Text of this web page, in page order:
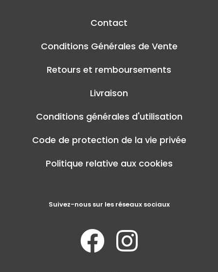
Contact
Conditions Générales de Vente
Retours et remboursements
Livraison
Conditions générales d'utilisation
Code de protection de la vie privée
Politique relative aux cookies
Suivez-nous sur les réseaux sociaux